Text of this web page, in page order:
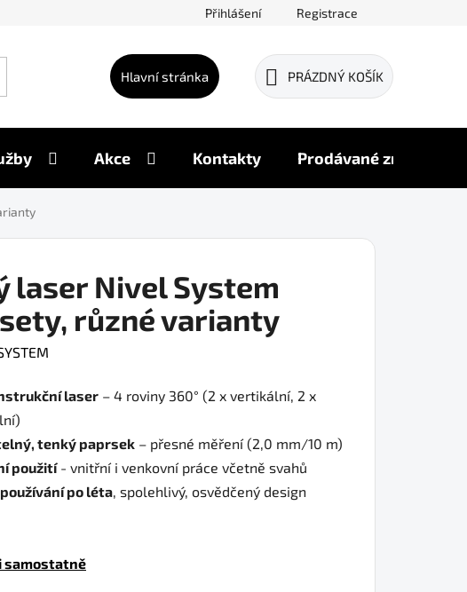
Přihlášení Registrace
Hlavní stránka
NÁKUPNÍ
PRÁZDNÝ KOŠÍK
Akce Kontakty Prodávané značky
laser Nivel System
sety, různé varianty
laser – 4 roviny 360° (2 x vertikální, 2 x
tenký paprsek – přesné měření (2,0 mm/10 m)
použití - vnitřní i venkovní práce včetně svahů
po léta, spolehlivý, osvědčený design
samostatně